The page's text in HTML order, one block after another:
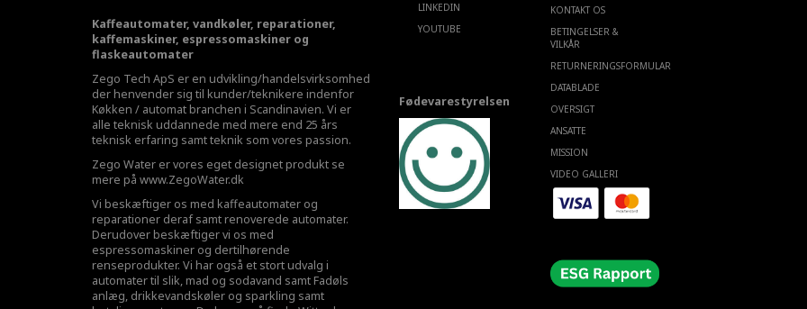
Kaffeautomater, vandkøler, reparationer,
kaffemaskiner, espressomaskiner og
flaskeautomater
Zego Tech ApS er en udvikling/handelsvirksomhed
der henvender sig til kunder/teknikere indenfor
Køkken / automat branchen i Scandinavien. Vi er
alle teknisk uddannede med mere end 25 års
teknisk erfaring samt teknik som vores passion.
Zego Water er vores eget designet produkt se
mere på www.ZegoWater.dk
Vi beskæftiger os med kaffeautomater og
reparationer deraf samt renoverede automater.
Derudover beskæftiger vi os med
espressomaskiner og dertilhørende
renseprodukter. Vi har også et stort udvalg i
automater til slik, mad og sodavand samt Fadøls
anlæg, drikkevandskøler og sparkling samt
LINKEDIN
YOUTUBE
Fødevarestyrelsen
KONTAKT OS
BETINGELSER &
VILKÅR
RETURNERINGSFORMULAR
DATABLADE
OVERSIGT
ANSATTE
MISSION
VIDEO GALLERI